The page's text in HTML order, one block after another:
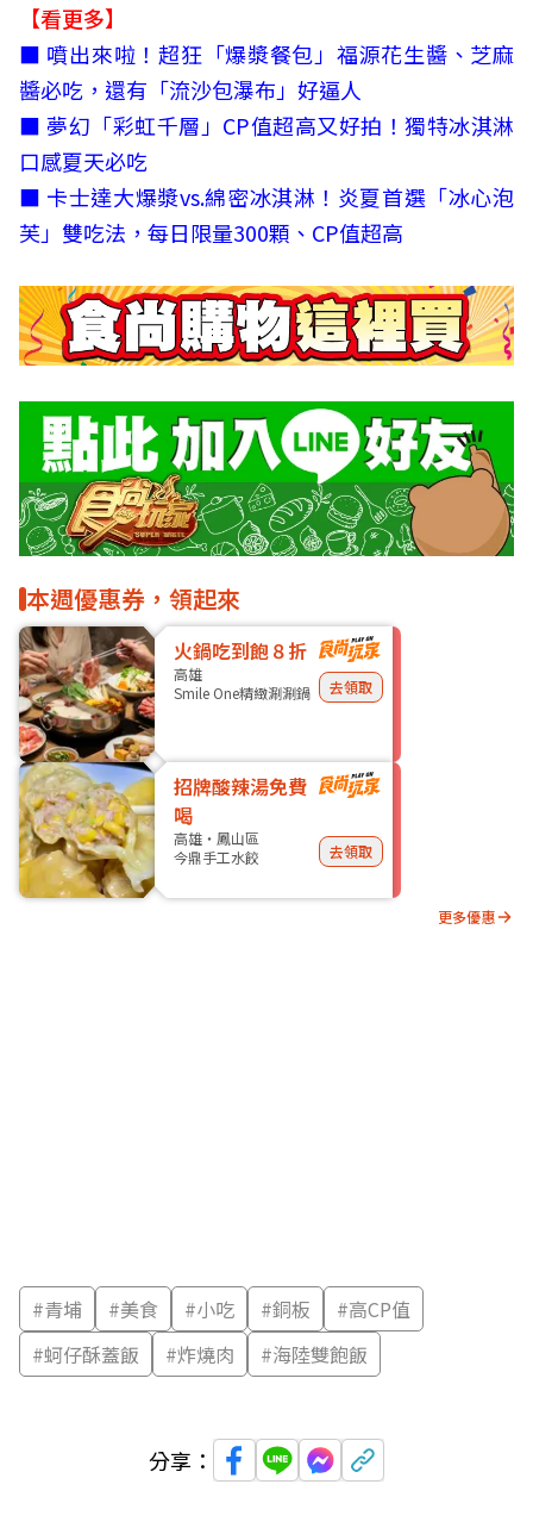
【看更多】
■ 噴出來啦！超狂「爆漿餐包」福源花生醬、芝麻
醬必吃，還有「流沙包瀑布」好逼人
■ 夢幻「彩虹千層」CP值超高又好拍！獨特冰淇淋
口感夏天必吃
■ 卡士達大爆漿vs.綿密冰淇淋！炎夏首選「冰心泡
芙」雙吃法，每日限量300顆、CP值超高
本週優惠券，領起來
火鍋吃到飽８折
高雄
Smile One精緻涮涮鍋
去領取
招牌酸辣湯免費
喝
高雄・鳳山區
今鼎手工水餃
去領取
更多優惠
#青埔 #美食 #小吃 #銅板 #高CP值
#蚵仔酥蓋飯 #炸燒肉 #海陸雙飽飯
分享：